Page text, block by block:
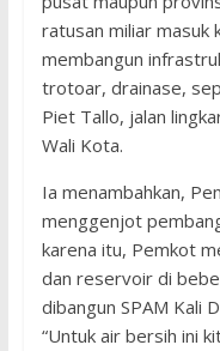
ratusan miliar masuk
membangun
trotoar, drainase,
Piet Tallo, jalan
Wali Kota.
Ia menambahkan,
menggenjot
karena itu, Pemkot
dan reservoir di
dibangun SPAM Kali
“Untuk air bersih ini